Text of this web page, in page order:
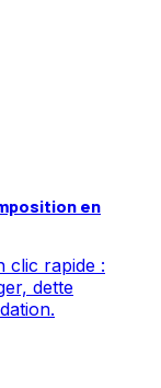
en
clic rapide :
dette